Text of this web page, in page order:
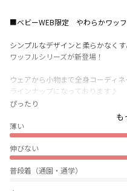
ぴったり
薄い
伸びない
普段着（通園・通学）
■ベビーWEB限定 やわらかワッ
シンプルなデザインと柔らかなく
ワッフルシリーズが新登場！
ウェアから小物まで全身コーディ
ラインナップになっております♪
首まわり・袖口・股ぐりが配色パイ
ポイントの長袖ボディスーツです
胸元のボタンもポイント！
1枚で足元はレッグウォーマーを合
同じ素材のブルマやロングパンツを
も